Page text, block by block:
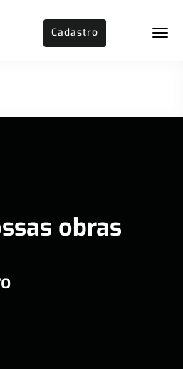
Cadastro
obras